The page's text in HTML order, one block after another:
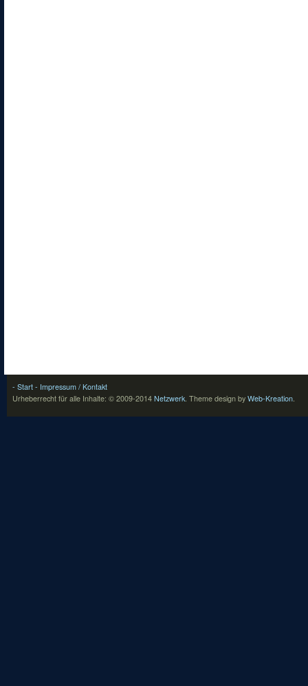
- Start - Impressum / Kontakt
Urheberrecht für alle Inhalte: © 2009-2014 Netzwerk. Theme design by Web-Kreation.